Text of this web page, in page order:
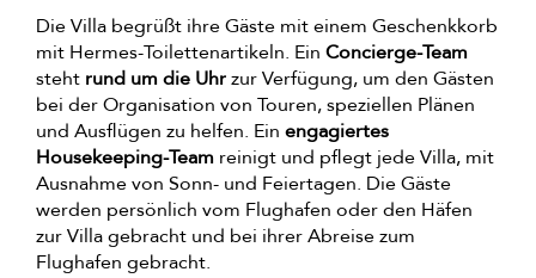
Die Villa begrüßt ihre Gäste mit einem Geschenkkorb
mit Hermes-Toilettenartikeln. Ein Concierge-Team
steht rund um die Uhrzur Verfügung, um den Gästen
bei der Organisation von Touren, speziellen Plänen
und Ausflügen zu helfen. Ein engagiertes
Housekeeping-Team reinigt und pflegt jede Villa, mit
Ausnahme von Sonn- und Feiertagen. Die Gäste
werden persönlich vom Flughafen oder den Häfen
zur Villa gebracht und bei ihrer Abreise zum
Flughafen gebracht.